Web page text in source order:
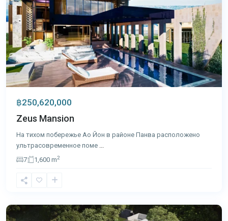
฿250,620,000
Zeus Mansion
На тихом побережье Ао Йон в районе Панва расположено
ультрасовременное поме ...
7
1,600 m2
Панва
,